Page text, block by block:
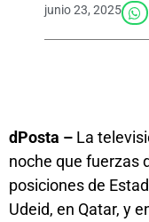
junio 23, 2025
dPosta – La
noche que fuerzas
posiciones de
Udeid, en Qatar, y